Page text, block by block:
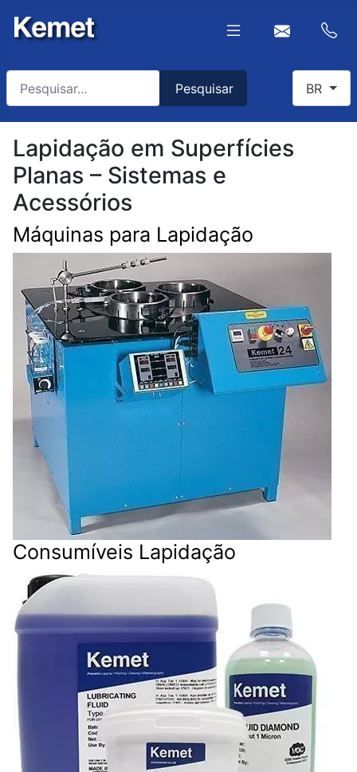
Pesquisar BR
Lapidação em Superfícies
Planas – Sistemas e
Acessórios
Máquinas para Lapidação
Consumíveis Lapidação